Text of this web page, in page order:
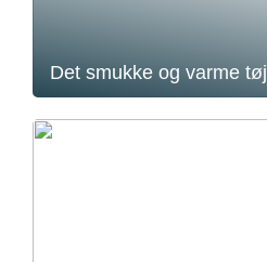
Det smukke og varme tøj